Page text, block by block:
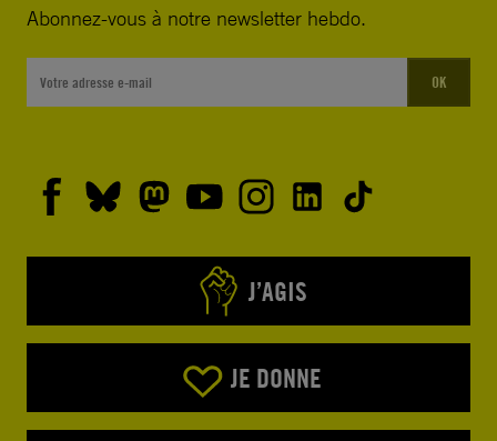
Abonnez-vous à notre newsletter hebdo.
OK
J’AGIS
JE DONNE